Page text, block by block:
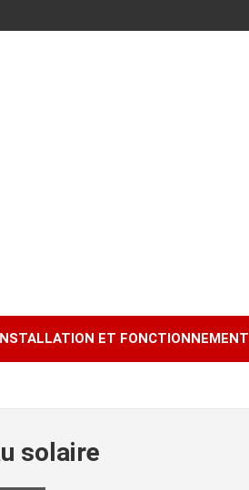
ET FONCTIONNEMENT
solaire